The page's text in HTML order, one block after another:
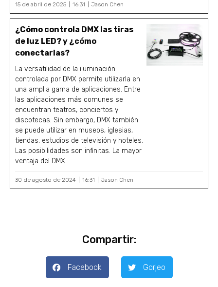
15 de abril de 2025 16:31 Jason Chen
¿Cómo controla DMX las tiras
de luz LED? y ¿cómo
conectarlas?
La versatilidad de la iluminación
controlada por DMX permite utilizarla en
una amplia gama de aplicaciones. Entre
las aplicaciones más comunes se
encuentran teatros, conciertos y
discotecas. Sin embargo, DMX también
se puede utilizar en museos, iglesias,
tiendas, estudios de televisión y hoteles.
Las posibilidades son infinitas. La mayor
ventaja del DMX...
30 de agosto de 2024 16:31 Jason Chen
Compartir:
Facebook Gorjeo